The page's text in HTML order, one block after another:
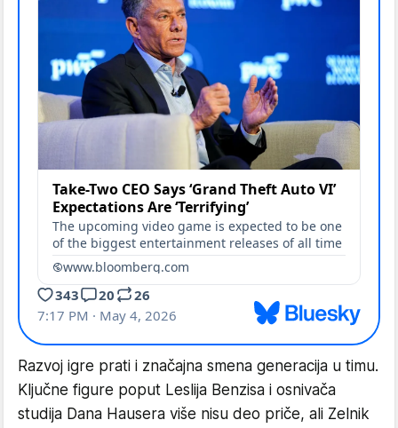
Razvoj igre prati i značajna smena generacija u timu.
Ključne figure poput Leslija Benzisa i osnivača
studija Dana Hausera više nisu deo priče, ali Zelnik